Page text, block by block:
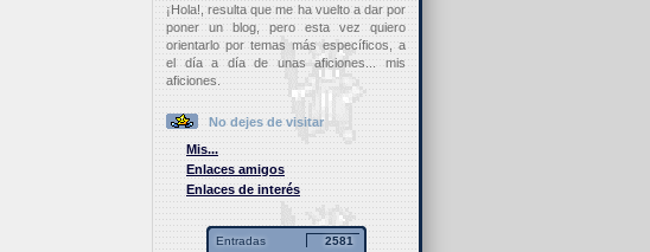
¡Hola!, resulta que me ha vuelto a dar por
poner un blog, pero esta vez quiero
orientarlo por temas más específicos, a
el día a día de unas aficiones... mis
aficiones.
No dejes de visitar
Mis...
Enlaces amigos
Enlaces de interés
Entradas 2581